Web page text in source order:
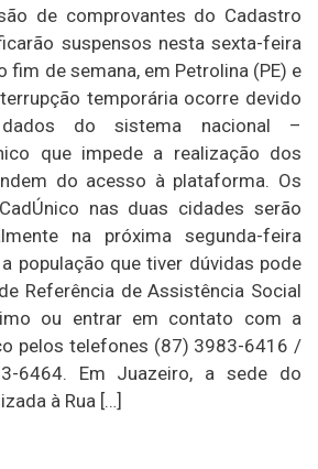
de comprovantes do Cadastro
suspensos nesta sexta-feira
fim de semana, em Petrolina (PE) e
temporária ocorre devido
do sistema nacional –
que impede a realização dos
do acesso à plataforma. Os
nas duas cidades serão
na próxima segunda-feira
população que tiver dúvidas pode
Referência de Assistência Social
ou entrar em contato com a
pelos telefones (87) 3983-6416 /
6464. Em Juazeiro, a sede do
à Rua […]